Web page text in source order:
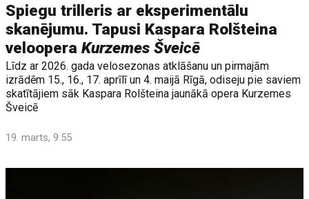
Spiegu trilleris ar eksperimentālu
skanējumu. Tapusi Kaspara Rolšteina
velooperaKurzemes Šveicē
Līdz ar 2026. gada velosezonas atklāšanu un pirmajām
izrādēm 15., 16., 17. aprīlī un 4. maijā Rīgā, odiseju pie saviem
skatītājiem sāk Kaspara Rolšteina jaunākā opera Kurzemes
Šveicē
19. marts, 9:55